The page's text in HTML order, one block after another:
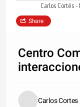
Carlos Cortés
Share
Centro
Carlos Cortes